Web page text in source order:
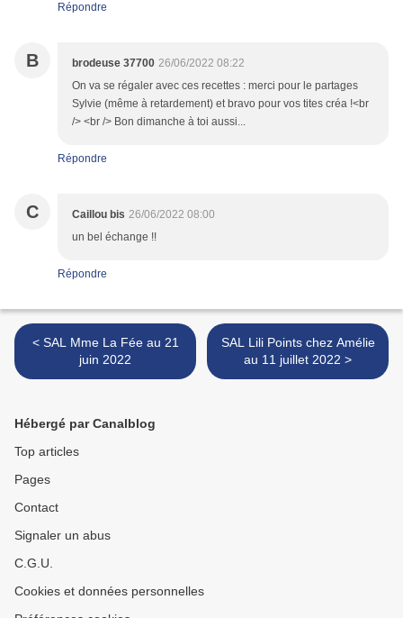
Répondre
B brodeuse 37700 26/06/2022 08:22
On va se régaler avec ces recettes : merci pour le partages
Sylvie (même à retardement) et bravo pour vos tites créa !<br
/> <br /> Bon dimanche à toi aussi...
Répondre
C Caillou bis 26/06/2022 08:00
un bel échange !!
Répondre
< SAL Mme La Fée au 21
juin 2022
SAL Lili Points chez Amélie
au 11 juillet 2022 >
Hébergé par Canalblog
Top articles
Pages
Contact
Signaler un abus
C.G.U.
Cookies et données personnelles